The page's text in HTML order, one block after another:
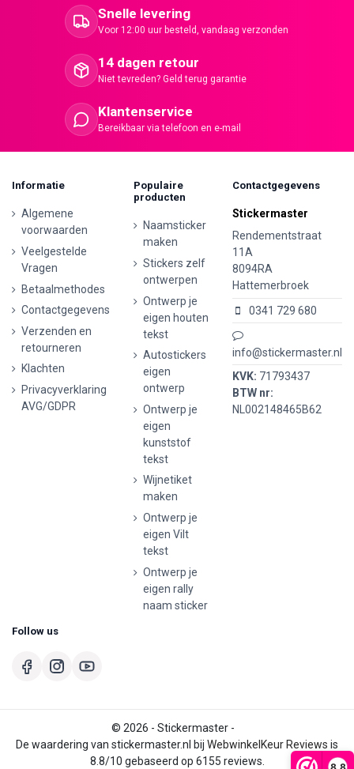
8,8
Snelle levering
Voor 12:00 uur besteld, vandaag verzonden
14 dagen retour
Niet tevreden? Geld terug garantie
Klantenservice
Bereikbaar via telefoon en e-mail
Informatie
Algemene
voorwaarden
Veelgestelde
Vragen
Betaalmethodes
Contactgegevens
Verzenden en
retourneren
Klachten
Privacyverklaring
AVG/GDPR
Populaire
producten
Naamsticker
maken
Stickers zelf
ontwerpen
Ontwerp je
eigen houten
tekst
Autostickers
eigen
ontwerp
Ontwerp je
eigen
kunststof
tekst
Wijnetiket
maken
Ontwerp je
eigen Vilt
tekst
Ontwerp je
eigen rally
naam sticker
Contactgegevens
Stickermaster
Rendementstraat
11A
8094RA
Hattemerbroek
0341 729 680
info@stickermaster.nl
KVK: 71793437
BTW nr:
NL002148465B62
Follow us
© 2026 - Stickermaster -
De waardering van stickermaster.nl bij WebwinkelKeur Reviews is
8.8/10 gebaseerd op 6155 reviews.